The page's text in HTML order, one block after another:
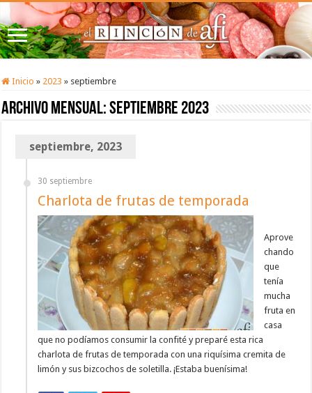
Inicio » 2023 » septiembre
Archivo mensual:septiembre 2023
septiembre, 2023
30 septiembre
Charlota de frutas de temporada
Aprove
chando
que
tenía
mucha
fruta en
casa
que no podíamos consumir la confité y preparé esta rica
charlota de frutas de temporada con una riquísima cremita de
limón y sus bizcochos de soletilla. ¡Estaba buenísima!